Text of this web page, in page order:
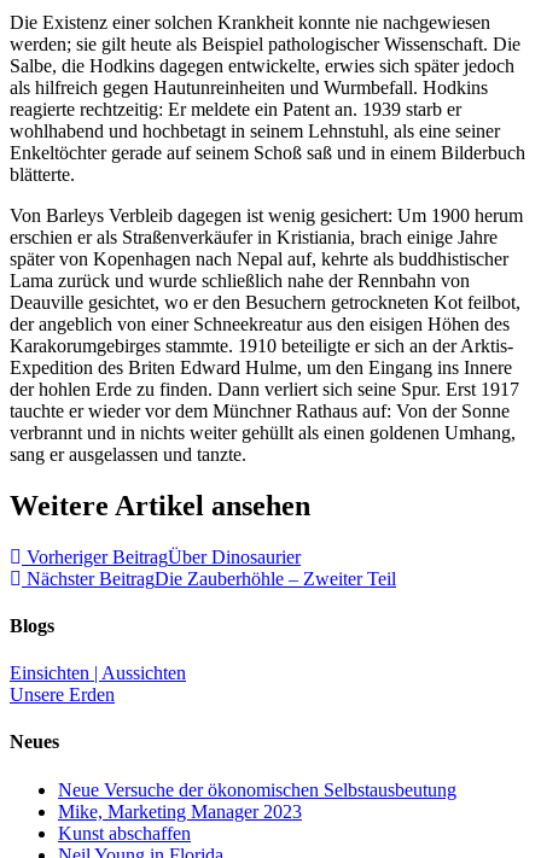
Die Existenz einer solchen Krankheit konnte nie nachgewiesen
werden; sie gilt heute als Beispiel pathologischer Wissenschaft. Die
Salbe, die Hodkins dagegen entwickelte, erwies sich später jedoch
als hilfreich gegen Hautunreinheiten und Wurmbefall. Hodkins
reagierte rechtzeitig: Er meldete ein Patent an. 1939 starb er
wohlhabend und hochbetagt in seinem Lehnstuhl, als eine seiner
Enkeltöchter gerade auf seinem Schoß saß und in einem Bilderbuch
blätterte.
Von Barleys Verbleib dagegen ist wenig gesichert: Um 1900 herum
erschien er als Straßenverkäufer in Kristiania, brach einige Jahre
später von Kopenhagen nach Nepal auf, kehrte als buddhistischer
Lama zurück und wurde schließlich nahe der Rennbahn von
Deauville gesichtet, wo er den Besuchern getrockneten Kot feilbot,
der angeblich von einer Schneekreatur aus den eisigen Höhen des
Karakorumgebirges stammte. 1910 beteiligte er sich an der Arktis-
Expedition des Briten Edward Hulme, um den Eingang ins Innere
der hohlen Erde zu finden. Dann verliert sich seine Spur. Erst 1917
tauchte er wieder vor dem Münchner Rathaus auf: Von der Sonne
verbrannt und in nichts weiter gehüllt als einen goldenen Umhang,
sang er ausgelassen und tanzte.
Weitere Artikel ansehen
Vorheriger BeitragÜber Dinosaurier
Nächster BeitragDie Zauberhöhle – Zweiter Teil
Blogs
Einsichten | Aussichten
Unsere Erden
Neues
Neue Versuche der ökonomischen Selbstausbeutung
Mike, Marketing Manager 2023
Kunst abschaffen